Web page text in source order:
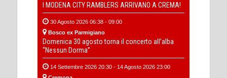
I MODENA CITY RAMBLERS ARRIVANO A CREMA!
30 Agosto 2026 06:38 - 09:00
Bosco ex Parmigiano
Domenica 30 agosto torna il concerto all’alba
“Nessun Dorma”
14 Settembre 2026 20:30 - 14 Agosto 2026 23:00